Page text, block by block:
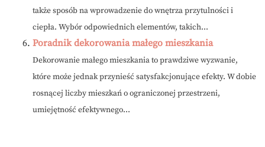
także sposób na wprowadzenie do wnętrza przytulności i
ciepła. Wybór odpowiednich elementów, takich...
Poradnik dekorowania małego mieszkania
Dekorowanie małego mieszkania to prawdziwe wyzwanie,
które może jednak przynieść satysfakcjonujące efekty. W dobie
rosnącej liczby mieszkań o ograniczonej przestrzeni,
umiejętność efektywnego...